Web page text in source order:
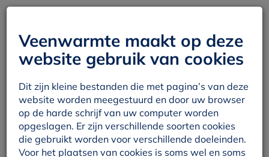
Veenwarmte maakt op deze
website gebruik van cookies
Dit zijn kleine bestanden die met pagina’s van deze
website worden meegestuurd en door uw browser
op de harde schrijf van uw computer worden
opgeslagen. Er zijn verschillende soorten cookies
die gebruikt worden voor verschillende doeleinden.
Voor het plaatsen van cookies is soms wel en soms